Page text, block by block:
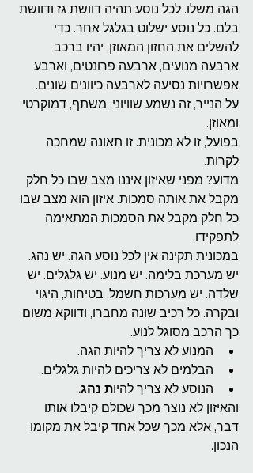
הגה משלו. לכל נוסע תהיה דוושת גז ודוושת
בלם. כל נוסע ישלוט בגלגל אחר. כדי
להשלים את החזון המאוזן, יהיו ברכב
ארבעה מנועים, ארבעה פרונטים, וארבע
אפשרויות נסיעה לארבעה כיוונים שונים.
על הנייר, זה נשמע שוויוני, משתף, דמוקרטי
ומאוזן.
בפועל, זו לא מכונית. זו תאונה שמחכה
לקרות.
מדוע? מפני שאיזון איננו מצב שבו כל חלק
מקבל את אותה סמכות. איזון הוא מצב שבו
כל חלק מקבל את הסמכות המתאימה
לתפקידו.
במכונית תקינה אין לכל נוסע הגה. יש נהג.
יש מערכת בלימה. יש מנוע. יש גלגלים. יש
שלדה. יש מערכות חשמל, בטיחות, היגוי
ובקרה. כל רכיב שונה מחברו, ודווקא משום
כך הרכב מסוגל לנוע.
המנוע לא צריך להיות הגה.
הבלמים לא צריכים להיות גלגלים.
הנוסע לא צריך להיות נהג.
והאיזון לא נוצר מכך שכולם קיבלו אותו
דבר, אלא מכך שכל אחד קיבל את מקומו
הנכון.